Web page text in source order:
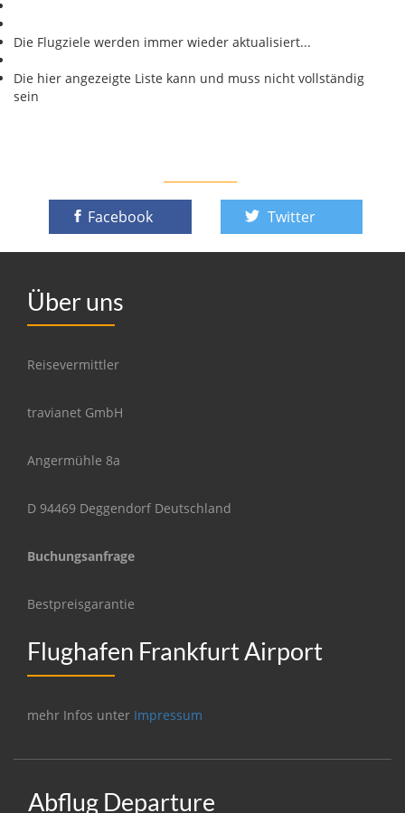
Die Flugziele werden immer wieder aktualisiert...
Die hier angezeigte Liste kann und muss nicht vollständig
sein
Facebook Twitter
Über uns
Reisevermittler
travianet GmbH
Angermühle 8a
D 94469 Deggendorf Deutschland
Buchungsanfrage
Bestpreisgarantie
Flughafen Frankfurt Airport
mehr Infos unter Impressum
Abflug Departure